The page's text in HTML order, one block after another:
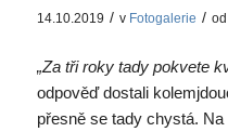
14.10.2019 / v Fotogalerie / od
„Za tři roky tady pokvete
odpověď dostali
přesně se tady chystá.